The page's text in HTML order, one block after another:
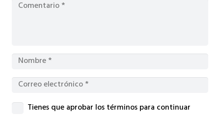
Tienes que aprobar los términos para continuar